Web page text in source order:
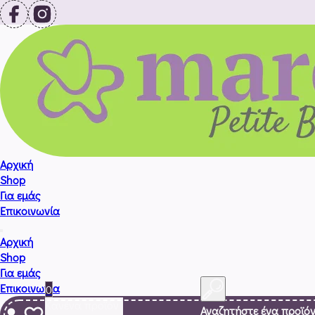
Αρχική
Shop
Για εμάς
Επικοινωνία
Αρχική
Shop
Για εμάς
Επικοινωνία
0
Αναζητήστε ένα προϊόν